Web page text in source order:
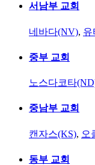
서남부 교회
네바다(NV), 유
중부 교회
노스다코타
중남부 교회
캔자스(KS), 오
동부 교회